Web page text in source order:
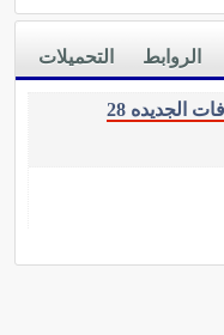
التحميلات الروابط
الجديده 28